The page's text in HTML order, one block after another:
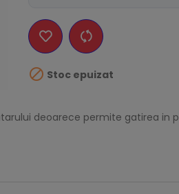
 Stoc epuizat
deoarece permite gatirea in